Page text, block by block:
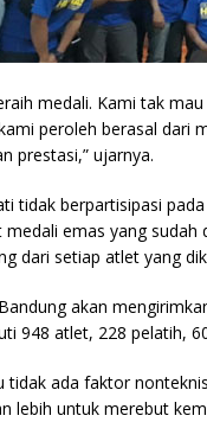
medali. Kami tak
peroleh berasal dari
prestasi,” ujarnya.
tidak berpartisipasi
medali emas yang sudah
dari setiap atlet yang
akan
948 atlet, 228 pelatih,
tidak ada faktor
lebih untuk merebut